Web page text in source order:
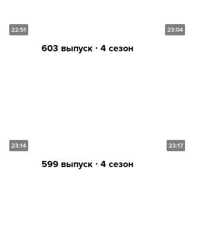
22:51 23:04
603 выпуск ∙ 4 сезон
23:14 23:17
599 выпуск ∙ 4 сезон